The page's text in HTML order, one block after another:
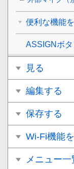
便利な機能
ASSIGNボ
見る
編集する
保存する
Wi-Fi機能
メニュー一